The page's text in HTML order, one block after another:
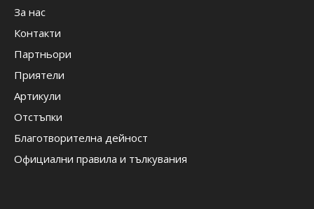
За нас
Контакти
Партньори
Приятели
Артикули
Отстъпки
Благотворителна дейност
Официални правила и тълкувания